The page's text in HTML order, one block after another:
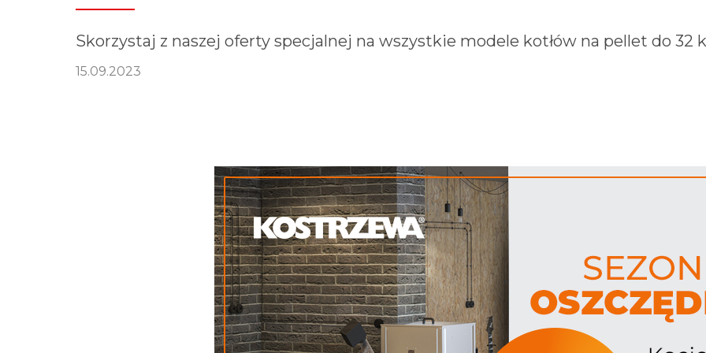
Skorzystaj z naszej oferty specjalnej na wszystkie modele kotłów na pellet do 32
15.09.2023